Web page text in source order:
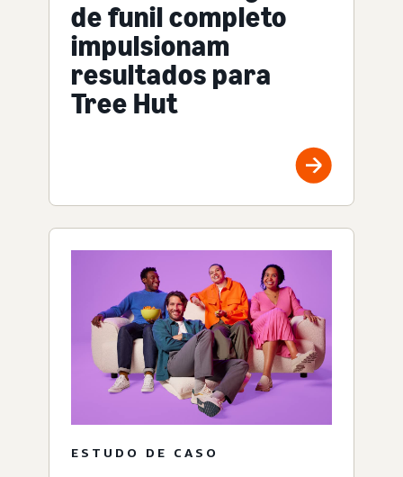
de funil completo
impulsionam
resultados para
Tree Hut
ESTUDO DE CASO